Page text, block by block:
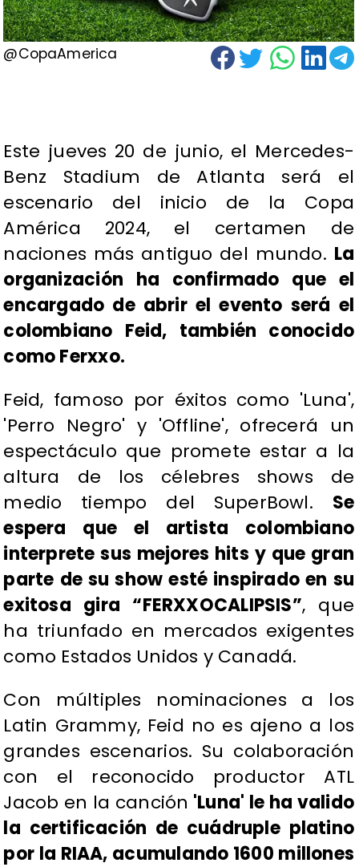
@CopaAmerica
Este jueves 20 de junio, el Mercedes-
Benz Stadium de Atlanta será el
escenario del inicio de la Copa
América 2024, el certamen de
naciones más antiguo del mundo. La
organización ha confirmado que el
encargado de abrir el evento será el
colombiano Feid, también conocido
como Ferxxo.
Feid, famoso por éxitos como 'Luna',
'Perro Negro' y 'Offline', ofrecerá un
espectáculo que promete estar a la
altura de los célebres shows de
medio tiempo del SuperBowl. Se
espera que el artista colombiano
interprete sus mejores hits y que gran
parte de su show esté inspirado en su
exitosa gira “FERXXOCALIPSIS”, que
ha triunfado en mercados exigentes
como Estados Unidos y Canadá.
Con múltiples nominaciones a los
Latin Grammy, Feid no es ajeno a los
grandes escenarios. Su colaboración
con el reconocido productor ATL
Jacob en la canción 'Luna' le ha valido
la certificación de cuádruple platino
por la RIAA, acumulando 1600 millones